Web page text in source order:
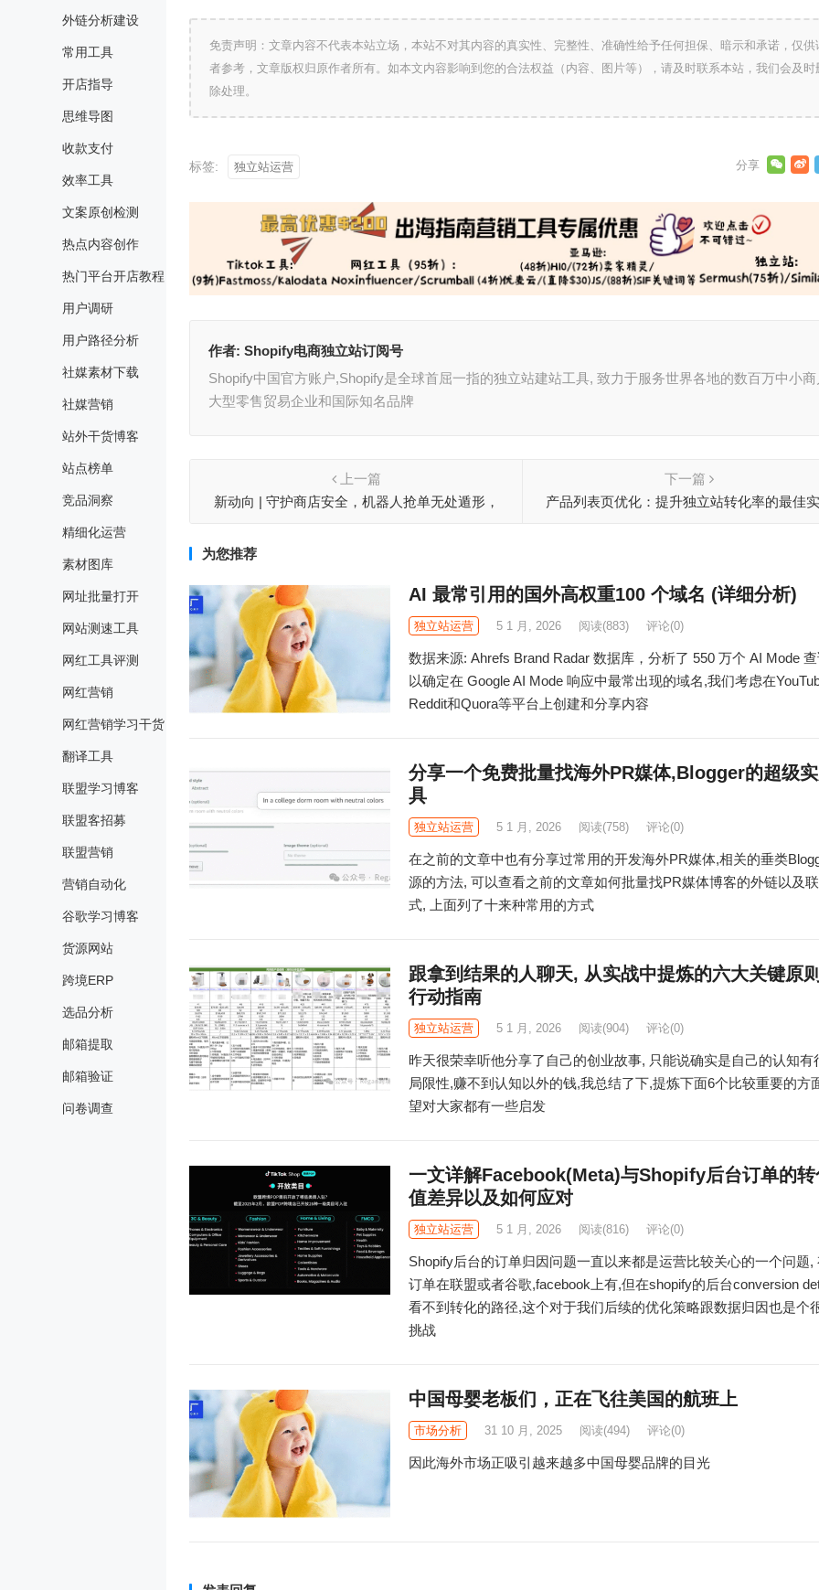
外链分析建设
常用工具
开店指导
思维导图
收款支付
效率工具
文案原创检测
热点内容创作
热门平台开店教程
用户调研
用户路径分析
社媒素材下载
社媒营销
站外干货博客
站点榜单
竞品洞察
精细化运营
素材图库
网址批量打开
网站测速工具
网红工具评测
网红营销
网红营销学习干货
翻译工具
联盟学习博客
联盟客招募
联盟营销
营销自动化
谷歌学习博客
货源网站
跨境ERP
选品分析
邮箱提取
邮箱验证
问卷调查
免责声明：文章内容不代表本站立场，本站不对其内容的真实性、完整性、准确性给予任何担保、暗示和承诺，仅供
者参考，文章版权归原作者所有。如本文内容影响到您的合法权益（内容、图片等），请及时联系本站，我们会及时
除处理。
标签: 独立站运营
作者: Shopify电商独立站订阅号
Shopify中国官方账户,Shopify是全球首屈一指的独立站建站工具, 致力于服务世界各地的数百万中小商
大型零售贸易企业和国际知名品牌
上一篇
新动向 | 守护商店安全，机器人抢单无处遁形，
下一篇
产品列表页优化：提升独立站转化率的最佳
为您推荐
AI 最常引用的国外高权重100 个域名 (详细分析)
独立站运营 5 1 月, 2026 阅读(883) 评论(0)
数据来源: Ahrefs Brand Radar 数据库，分析了 550 万个 AI Mode
以确定在 Google AI Mode 响应中最常出现的域名,我们考虑在
Reddit和Quora等平台上创建和分享内容
分享一个免费批量找海外PR媒体,Blogger的超级
具
独立站运营 5 1 月, 2026 阅读(758) 评论(0)
在之前的文章中也有分享过常用的开发海外PR媒体,相关的垂类
源的方法, 可以查看之前的文章如何批量找PR媒体博客的外链以及
式, 上面列了十来种常用的方式
跟拿到结果的人聊天, 从实战中提炼的六大关键原
行动指南
独立站运营 5 1 月, 2026 阅读(904) 评论(0)
昨天很荣幸听他分享了自己的创业故事, 只能说确实是自己的认知有
局限性,赚不到认知以外的钱,我总结了下,提炼下面6个比较重要的方
望对大家都有一些启发
一文详解Facebook(Meta)与Shopify后台订单的转
值差异以及如何应对
独立站运营 5 1 月, 2026 阅读(816) 评论(0)
Shopify后台的订单归因问题一直以来都是运营比较关心的一个问题,
订单在联盟或者谷歌,facebook上有,但在shopify的后台conversion
看不到转化的路径,这个对于我们后续的优化策略跟数据归因也是个
挑战
中国母婴老板们，正在飞往美国的航班上
市场分析 31 10 月, 2025 阅读(494) 评论(0)
因此海外市场正吸引越来越多中国母婴品牌的目光